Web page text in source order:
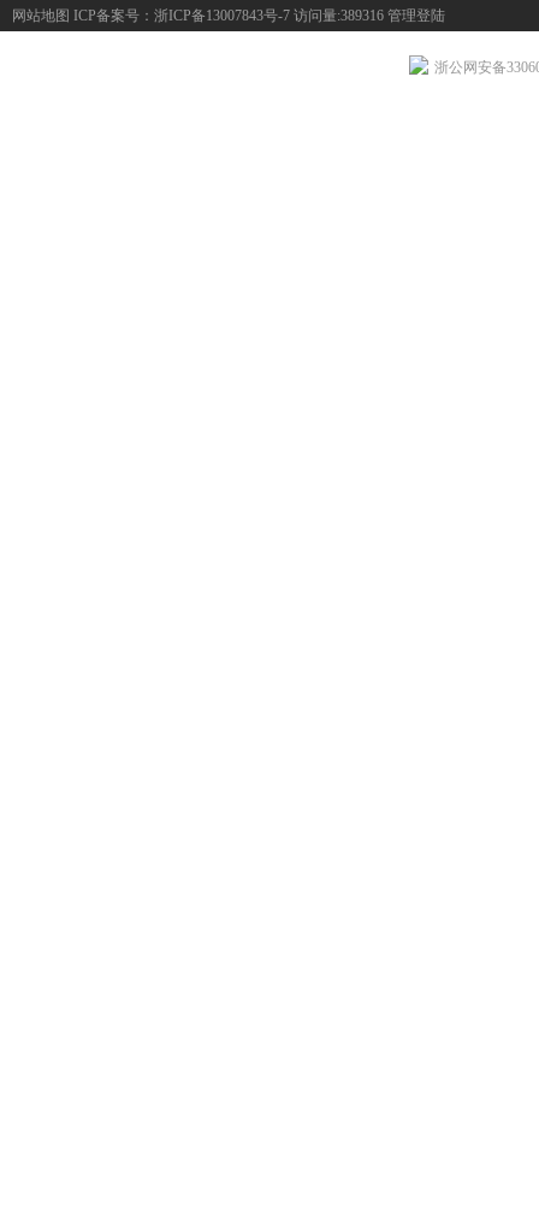
网站地图 ICP备案号： 浙ICP备13007843号-7 访问量:389316 管理登陆
浙公网安备